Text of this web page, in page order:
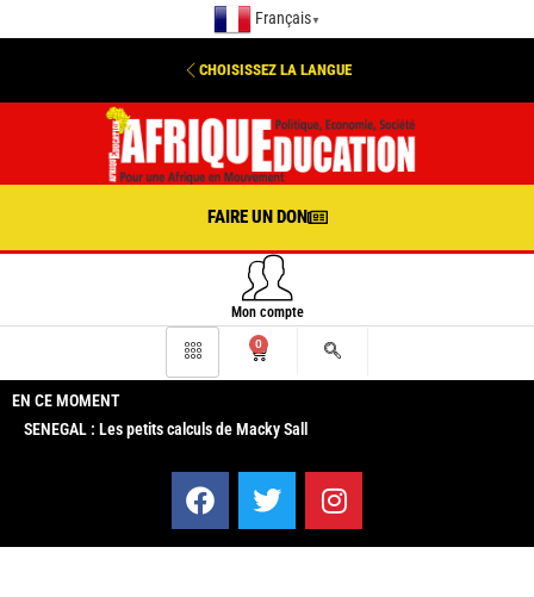
Français ▼
CHOISISSEZ LA LANGUE
FAIRE UN DON
Mon compte
0
EN CE MOMENT
SENEGAL : Les petits calculs de Macky Sall